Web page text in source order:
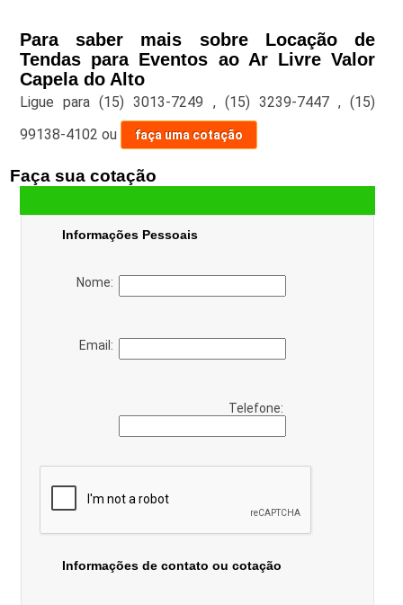
Para saber mais sobre Locação de
Tendas para Eventos ao Ar Livre Valor
Capela do Alto
Ligue para(15) 3013-7249 , (15) 3239-7447 ,(15)
99138-4102 ou faça uma cotação
Faça sua cotação
Informações Pessoais
Nome:
Email:
Telefone:
Informações de contato ou cotação